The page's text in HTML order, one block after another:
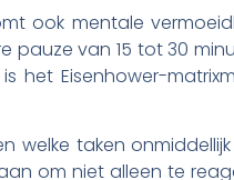
ook mentale
pauze van 15 tot 30
het Eisenhower-
welke taken
om niet alleen te